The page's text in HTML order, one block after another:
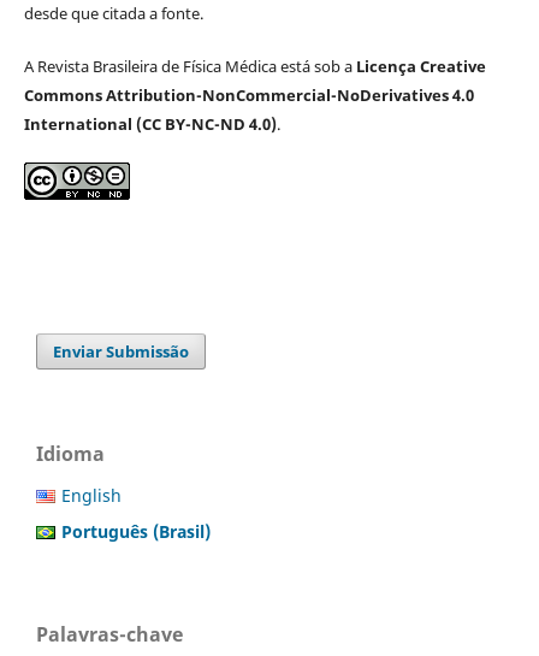
desde que citada a fonte.
A Revista Brasileira de Física Médica está sob a Licença Creative
Commons Attribution-NonCommercial-NoDerivatives 4.0
International (CC BY-NC-ND 4.0).
Enviar Submissão
Idioma
English
Português (Brasil)
Palavras-chave